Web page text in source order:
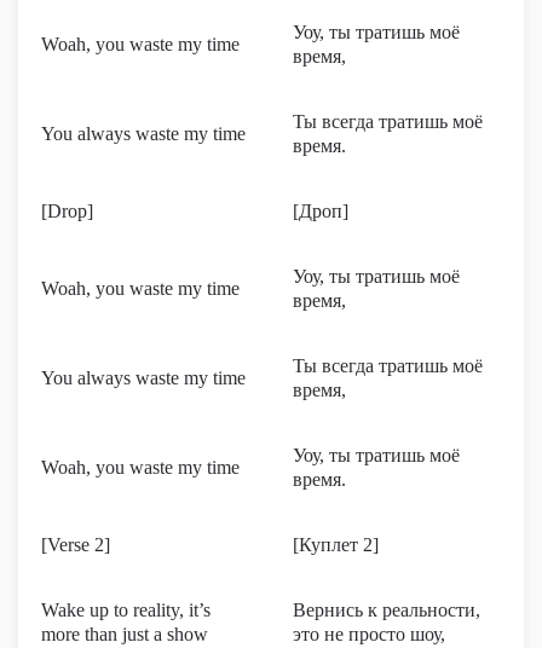
Woah, you waste my time
Уоу, ты тратишь моё
время,
You always waste my time
Ты всегда тратишь моё
время.
[Drop] [Дроп]
Woah, you waste my time
Уоу, ты тратишь моё
время,
You always waste my time
Ты всегда тратишь моё
время,
Woah, you waste my time
Уоу, ты тратишь моё
время.
[Verse 2] [Куплет 2]
Wake up to reality, it’s
more than just a show
Вернись к реальности,
это не просто шоу,